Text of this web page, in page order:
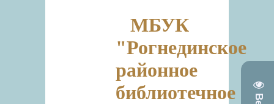
МБУК
"Рогнединское
районное
библиотечное